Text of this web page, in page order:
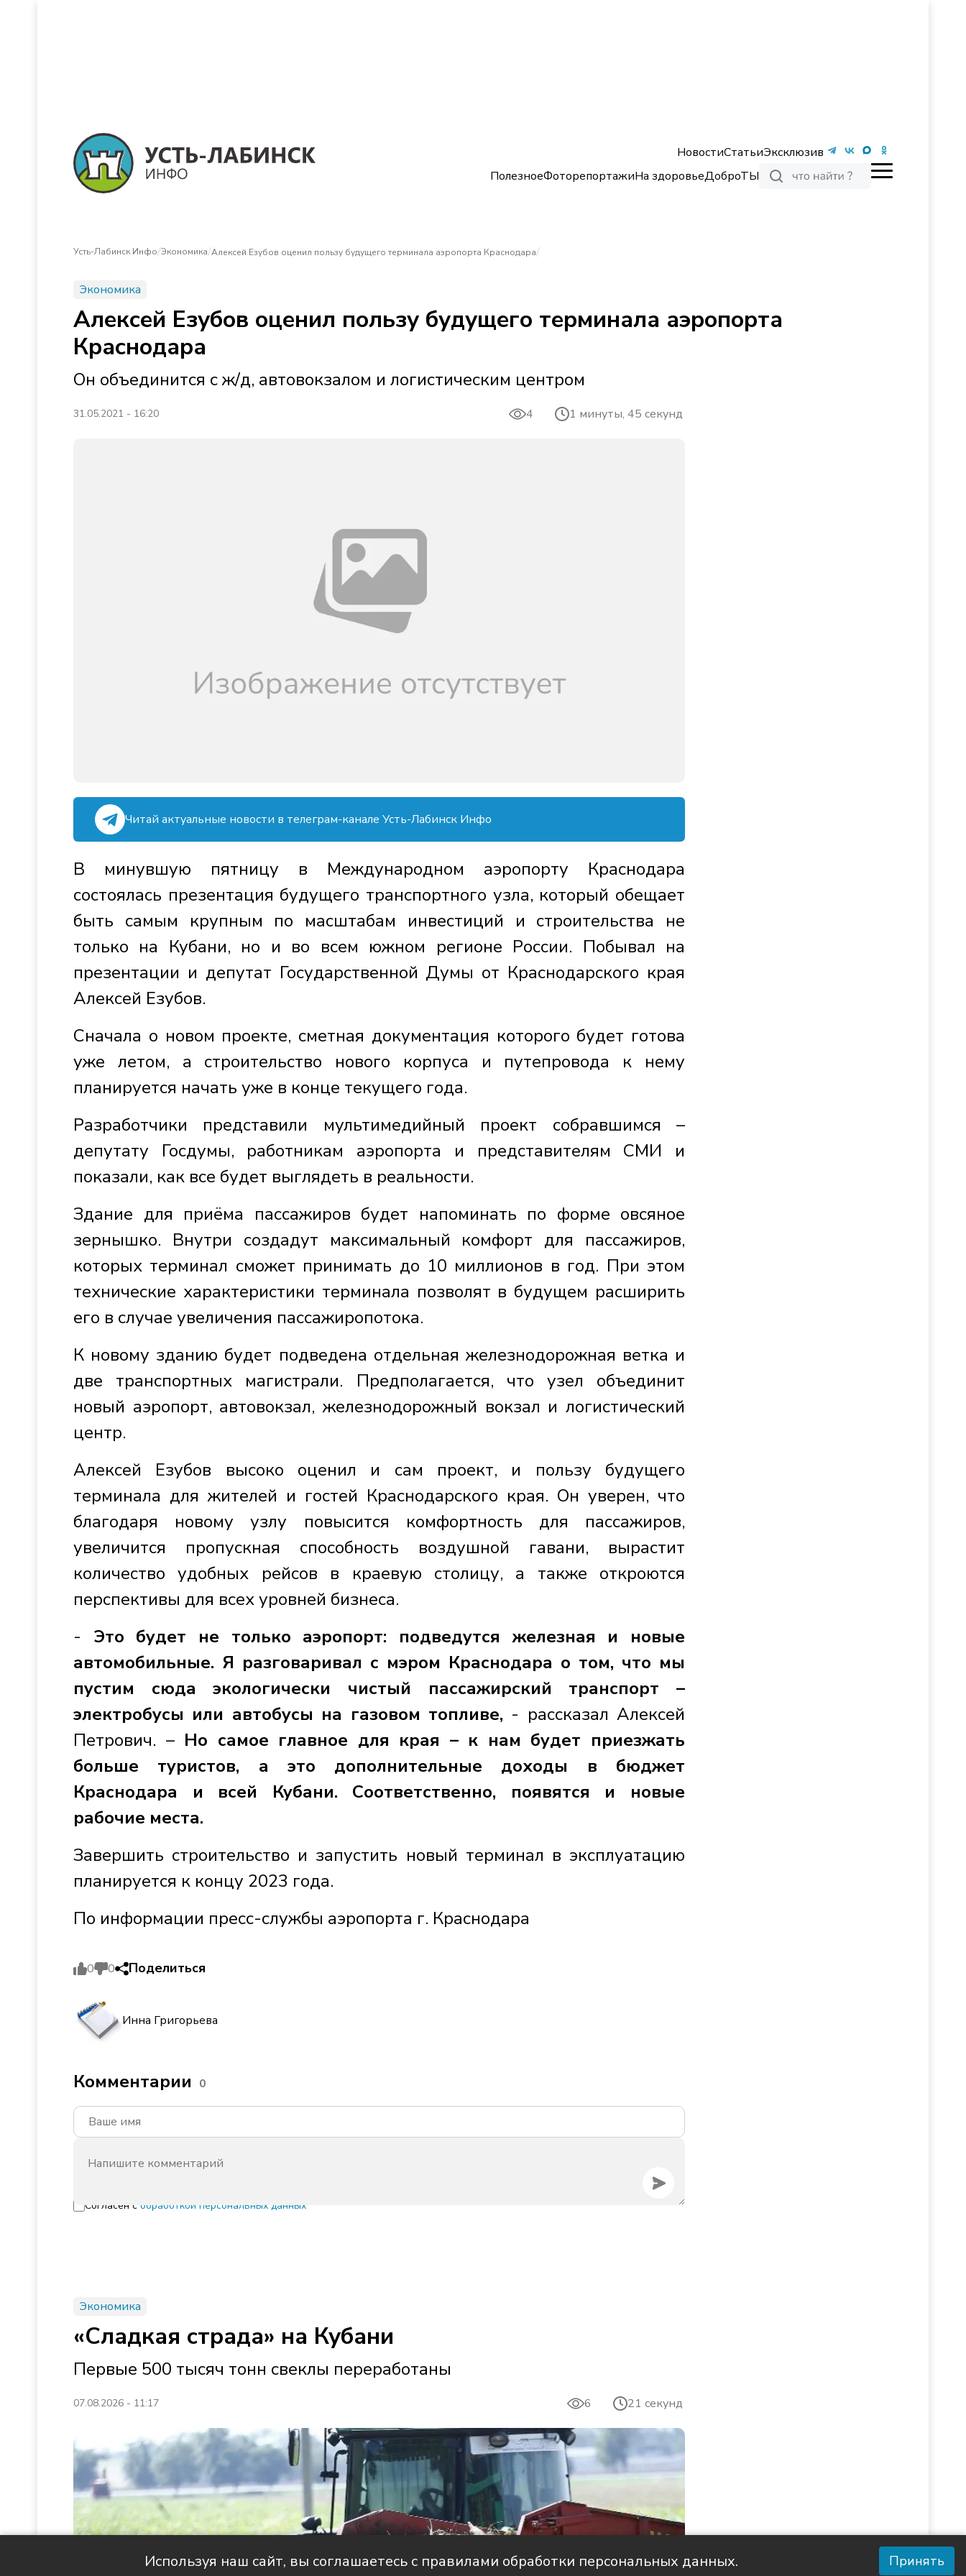
НовостиСтатьиЭксклюзив
ПолезноеФоторепортажиНа здоровьеДоброТЫ
Усть-Лабинск Инфо/Экономика/Алексей Езубов оценил пользу будущего терминала аэропорта Краснодара/
Экономика
Алексей Езубов оценил пользу будущего терминала аэропорта
Краснодара
Он объединится с ж/д, автовокзалом и логистическим центром
31.05.2021 - 16:20 4 1 минуты, 45 секунд
Читай актуальные новости в телеграм-канале Усть-Лабинск Инфо
В минувшую пятницу в Международном аэропорту Краснодара
состоялась презентация будущего транспортного узла, который обещает
быть самым крупным по масштабам инвестиций и строительства не
только на Кубани, но и во всем южном регионе России. Побывал на
презентации и депутат Государственной Думы от Краснодарского края
Алексей Езубов.
Сначала о новом проекте, сметная документация которого будет готова
уже летом, а строительство нового корпуса и путепровода к нему
планируется начать уже в конце текущего года.
Разработчики представили мультимедийный проект собравшимся –
депутату Госдумы, работникам аэропорта и представителям СМИ и
показали, как все будет выглядеть в реальности.
Здание для приёма пассажиров будет напоминать по форме овсяное
зернышко. Внутри создадут максимальный комфорт для пассажиров,
которых терминал сможет принимать до 10 миллионов в год. При этом
технические характеристики терминала позволят в будущем расширить
его в случае увеличения пассажиропотока.
К новому зданию будет подведена отдельная железнодорожная ветка и
две транспортных магистрали. Предполагается, что узел объединит
новый аэропорт, автовокзал, железнодорожный вокзал и логистический
центр.
Алексей Езубов высоко оценил и сам проект, и пользу будущего
терминала для жителей и гостей Краснодарского края. Он уверен, что
благодаря новому узлу повысится комфортность для пассажиров,
увеличится пропускная способность воздушной гавани, вырастит
количество удобных рейсов в краевую столицу, а также откроются
перспективы для всех уровней бизнеса.
- Это будет не только аэропорт: подведутся железная и новые
автомобильные. Я разговаривал с мэром Краснодара о том, что мы
пустим сюда экологически чистый пассажирский транспорт –
электробусы или автобусы на газовом топливе, - рассказал Алексей
Петрович. – Но самое главное для края – к нам будет приезжать
больше туристов, а это дополнительные доходы в бюджет
Краснодара и всей Кубани. Соответственно, появятся и новые
рабочие места.
Завершить строительство и запустить новый терминал в эксплуатацию
планируется к концу 2023 года.
По информации пресс-службы аэропорта г. Краснодара
0 0 Поделиться
Инна Григорьева
Комментарии 0
Согласен с обработкой персональных данных
Экономика
«Сладкая страда» на Кубани
Первые 500 тысяч тонн свеклы переработаны
07.08.2026 - 11:17 6 21 секунд
Используя наш сайт, вы соглашаетесь с правилами обработки персональных данных. Принять